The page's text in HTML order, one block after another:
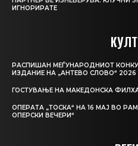
ИГНОРИРАТЕ
РАСПИШАН МЕЃУНАРОДНИОТ
ИЗДАНИЕ НА „АНТЕВО СЛОВО“ 2026
ГОСТУВАЊЕ НА МАКЕДОНСКА
ОПЕРАТА „ТОСКА“ НА 16 МАЈ ВО
ОПЕРСКИ ВЕЧЕРИ“